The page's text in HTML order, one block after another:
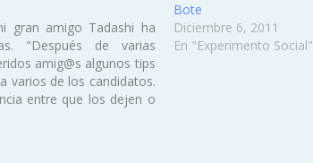
gran amigo Tadashi ha
"Después de varias
amig@s algunos tips
varios de los candidatos.
entre que los dejen o
Bote
Diciembre 6, 2011
En "Experimento Social"